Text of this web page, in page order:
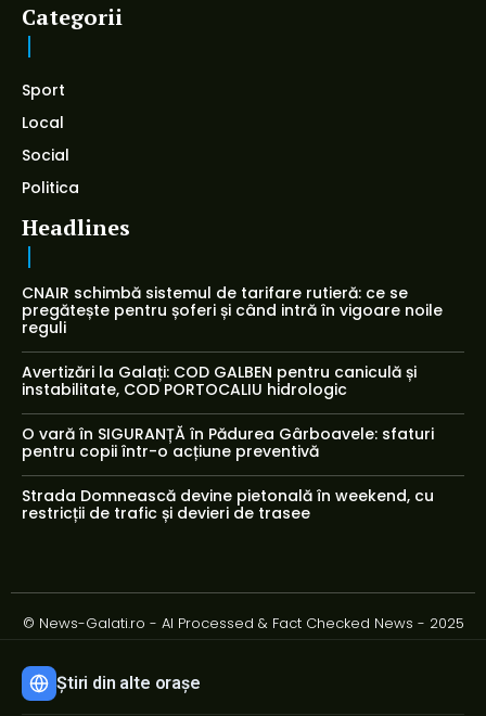
Categorii
Sport
Local
Social
Politica
Headlines
CNAIR schimbă sistemul de tarifare rutieră: ce se
pregătește pentru șoferi și când intră în vigoare noile
reguli
Avertizări la Galați: COD GALBEN pentru caniculă și
instabilitate, COD PORTOCALIU hidrologic
O vară în SIGURANȚĂ în Pădurea Gârboavele: sfaturi
pentru copii într-o acțiune preventivă
Strada Domnească devine pietonală în weekend, cu
restricții de trafic și devieri de trasee
© News-Galati.ro - AI Processed & Fact Checked News - 2025
Știri din alte orașe